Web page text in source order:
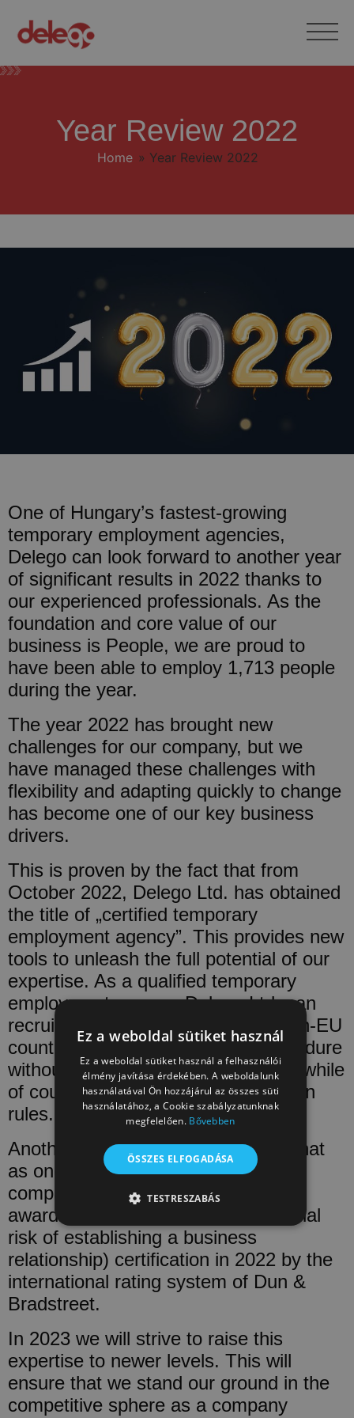
Year Review 2022
Home » Year Review 2022
One of Hungary’s fastest-growing
temporary employment agencies,
Delego can look forward to another year
of significant results in 2022 thanks to
our experienced professionals. As the
foundation and core value of our
business is People, we are proud to
have been able to employ 1,713 people
during the year.
The year 2022 has brought new
challenges for our company, but we
have managed these challenges with
flexibility and adapting quickly to change
has become one of our key business
drivers.
This is proven by the fact that from
October 2022, Delego Ltd. has obtained
the title of „certified temporary
employment agency”. This provides new
tools to unleash the full potential of our
expertise. As a qualified temporary
employment agency, Delego Ltd. can
recruit and hire workers from 17 non-EU
countries through a facilitated procedure
without the need for a work permit, while
of course complying with immigration
rules.
Another important achievement is that
as one of the most financially stable
companies in Hungary, we were
awarded AAA (extremely low financial
risk of establishing a business
relationship) certification in 2022 by the
international rating system of Dun &
Bradstreet.
In 2023 we will strive to raise this
expertise to newer levels. This will
ensure that we stand our ground in the
competitive sphere as a company
Ez a weboldal sütiket használ
Ez a weboldal sütiket használ a felhasználói
élmény javítása érdekében. A weboldalunk
használatával Ön hozzájárul az összes süti
használatához, a Cookie szabályzatunknak
megfelelően. Bővebben
ÖSSZES ELFOGADÁSA
TESTRESZABÁS
TELJESÍTMÉNY CÉLZÁS
BESOROLATLAN
Teljesítmény Célzás Besorolatlan
A teljesítmény-sütiket, pl. analitikai sütiket annak
nyomon követésére használják, hogy hogyan
használják a látogatók a weboldalt. Ezek a sütik
nem használhatók egy adott látogató közvetlen
azonosítására.